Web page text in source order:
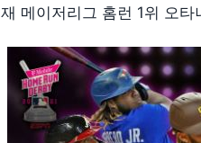
재 메이저리그 홈런 1위 오